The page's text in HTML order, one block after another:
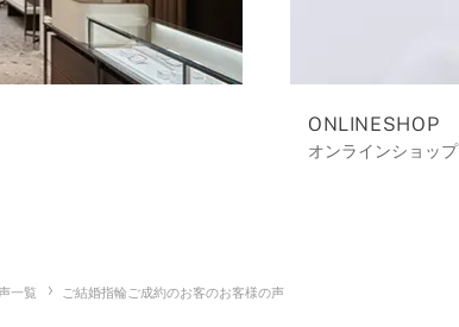
ONLINESHOP
オンラインショップ
一覧 ご結婚指輪ご成約のお客のお客様の声